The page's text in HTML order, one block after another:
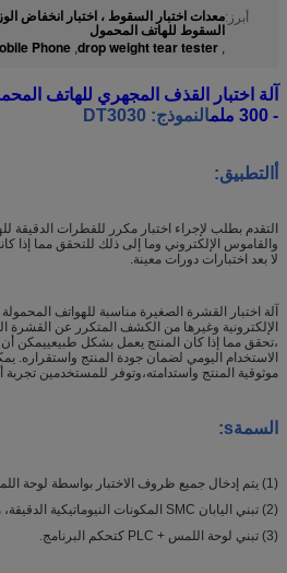
أبرز:معدات اختبار السقوط ، اختبار انخفاض
السقوط للهاتف المحمول
,
drop weight tear tester
,
Phone
- 300 ملم
النموذج: DT3030
التطبيق:
التقدم بطلب لإجراء اختبار مكرر للقطرات الدقيقة
والقاموس الإلكتروني وما إلى ذلك للتحقق مما
لا بعد اختبارات دورات معينة.
آلة اختبار القشرة الصغيرة مناسبة للهواتف
الإلكترونية وغيرها من الكشف المتكرر عن القشرة
،تحقق مما إذا كان المنتج يعمل بشكل طبيعييمكن
الاستخدام اليومي لضمان جودة المنتج واستقراره.
موثوقية المنتج واستدامته،وتوفر للمستخدمين
السمةs
:
(1) يتم إدخال جميع ظروف الاختبار بواسطة لوحة اللمس مباشرة.
(2) تبني اليابان SMC المكونات النيوماتيكية الدقيقة، مستدامة استخدام.
(3) تبني لوحة اللمس + PLC كتحكم البرنامج.